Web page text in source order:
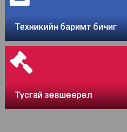
АУДИТЫН ГАЗАР
ИЛ ТОД
ТӨСӨВ/ ГҮЙЦЭТГЭЛ
ТЕНДЕР/ ХУДАЛДАН АВАХ
ҮЙЛ АЖИЛЛАГААНЫ ИЛ ТОД
Техникийн баримт бичиг
Тусгай зөвшөөрөл